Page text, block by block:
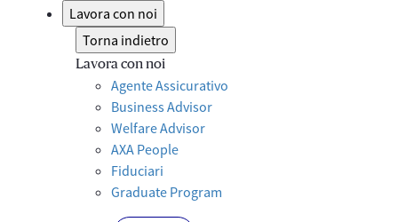
Lavora con noi
Torna indietro
Lavora con noi
Agente Assicurativo
Business Advisor
Welfare Advisor
AXA People
Fiduciari
Graduate Program